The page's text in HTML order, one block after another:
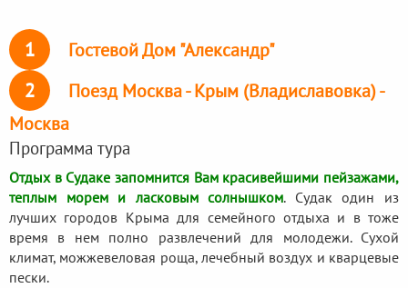
1 Гостевой Дом "Александр"
2
Поезд Москва - Крым (Владиславовка) -
Москва
Программа тура
Отдых в Судаке запомнится Вам красивейшими пейзажами,
теплым морем и ласковым солнышком. Судак один из
лучших городов Крыма для семейного отдыха и в тоже
время в нем полно развлечений для молодежи. Сухой
климат, можжевеловая роща, лечебный воздух и кварцевые
пески.